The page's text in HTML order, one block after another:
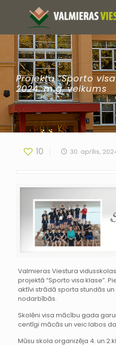
Projekta “Sporto
2024. m.g. veikums
10 30. aprīlis,
Valmieras Viestura
projektā “Sporto visa klase”.
aktīvi strādā sporta stundās
nodarbībās.
Skolēni visa mācību gada
centīgi mācās un veic labos
Mūsu skola organizēja 4. un